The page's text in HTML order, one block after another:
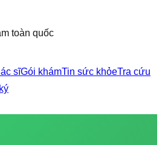
toàn quốc
sĩGói khámTin sức khỏeTra cứu